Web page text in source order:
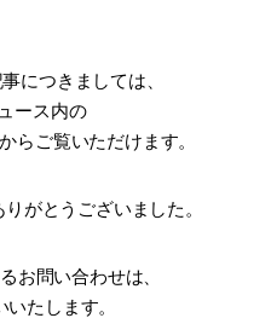
につきましては
ース内の
からご覧いただけます。
りがとうございました。
お問い合わせは、
たします。